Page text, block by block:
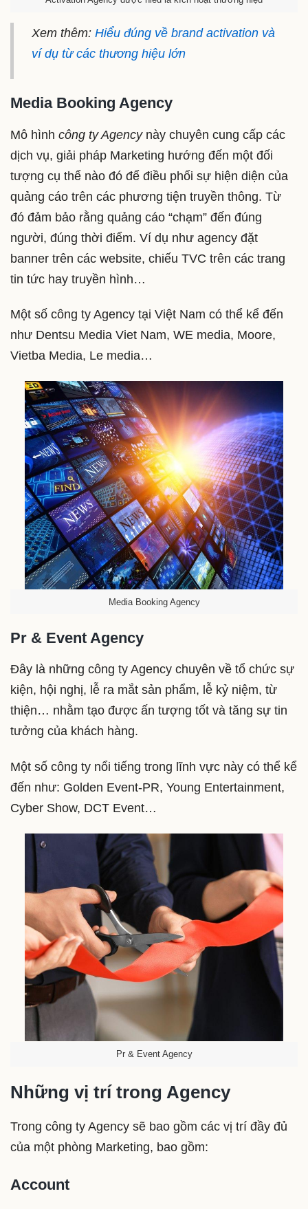
Xem thêm: Hiểu đúng về brand activation và
ví dụ từ các thương hiệu lớn
Media Booking Agency
Mô hình công ty Agencynày chuyên cung cấp các
dịch vụ, giải pháp Marketing hướng đến một đối
tượng cụ thể nào đó để điều phối sự hiện diện của
quảng cáo trên các phương tiện truyền thông. Từ
đó đảm bảo rằng quảng cáo “chạm” đến đúng
người, đúng thời điểm. Ví dụ như agency đặt
banner trên các website, chiếu TVC trên các trang
tin tức hay truyền hình…
Một số công ty Agency tại Việt Nam có thể kể đến
như Dentsu Media Viet Nam, WE media, Moore,
Vietba Media, Le media…
Media Booking Agency
Pr & Event Agency
Đây là những công ty Agency chuyên về tổ chức sự
kiện, hội nghị, lễ ra mắt sản phẩm, lễ kỷ niệm, từ
thiện… nhằm tạo được ấn tượng tốt và tăng sự tin
tưởng của khách hàng.
Một số công ty nổi tiếng trong lĩnh vực này có thể kể
đến như: Golden Event-PR, Young Entertainment,
Cyber Show, DCT Event…
Pr & Event Agency
Những vị trí trong Agency
Trong công ty Agency sẽ bao gồm các vị trí đầy đủ
của một phòng Marketing, bao gồm:
Account